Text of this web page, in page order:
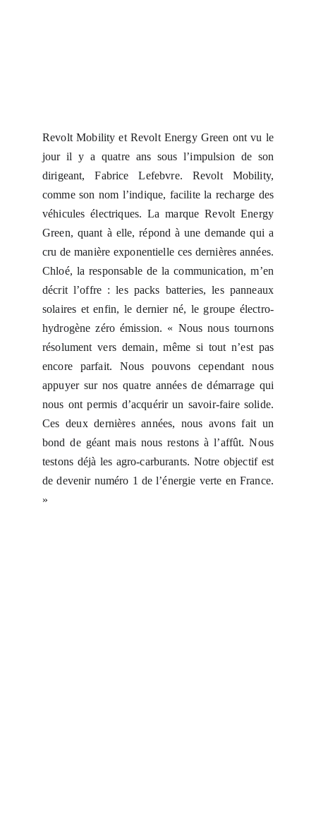
Revolt Mobility et Revolt Energy Green ont vu le
jour il y a quatre ans sous l’impulsion de son
dirigeant, Fabrice Lefebvre. Revolt Mobility,
comme son nom l’indique, facilite la recharge des
véhicules électriques. La marque Revolt Energy
Green, quant à elle, répond à une demande qui a
cru de manière exponentielle ces dernières années.
Chloé, la responsable de la communication, m’en
décrit l’offre : les packs batteries, les panneaux
solaires et enfin, le dernier né, le groupe électro-
hydrogène zéro émission. « Nous nous tournons
résolument vers demain, même si tout n’est pas
encore parfait. Nous pouvons cependant nous
appuyer sur nos quatre années de démarrage qui
nous ont permis d’acquérir un savoir-faire solide.
Ces deux dernières années, nous avons fait un
bond de géant mais nous restons à l’affût. Nous
testons déjà les agro-carburants. Notre objectif est
de devenir numéro 1 de l’énergie verte en France.
»